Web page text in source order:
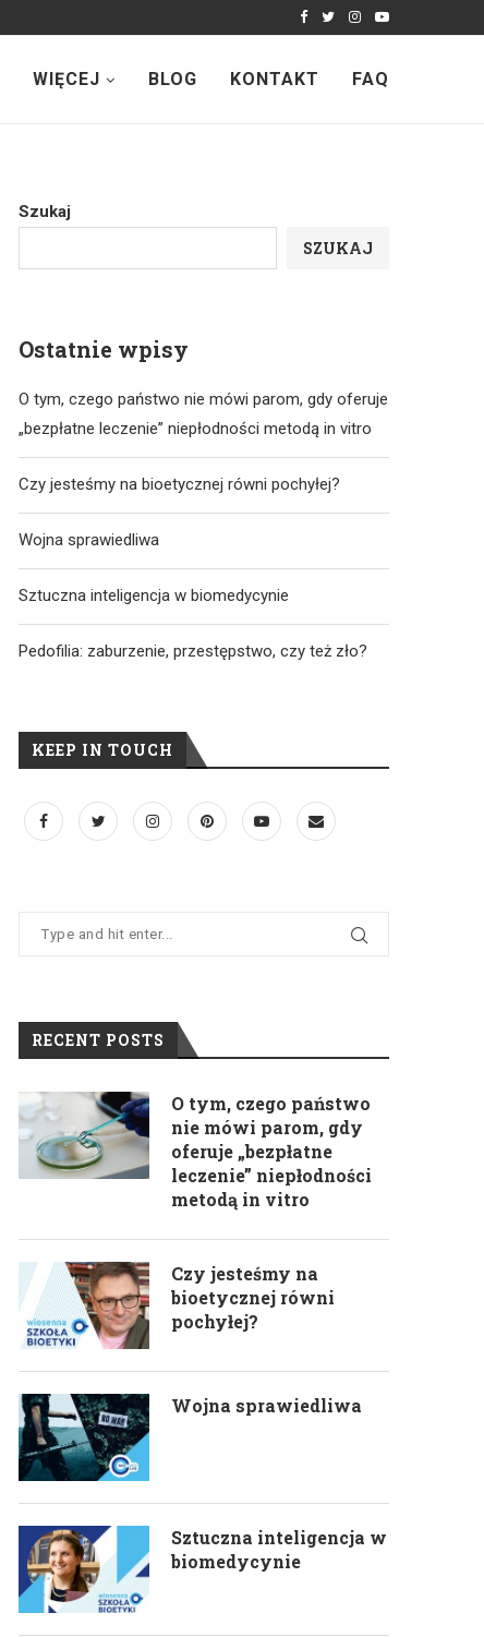
WIĘCEJ BLOG KONTAKT FAQ
Szukaj
SZUKAJ
Ostatnie wpisy
O tym, czego państwo nie mówi parom, gdy oferuje
„bezpłatne leczenie” niepłodności metodą in vitro
Czy jesteśmy na bioetycznej równi pochyłej?
Wojna sprawiedliwa
Sztuczna inteligencja w biomedycynie
Pedofilia: zaburzenie, przestępstwo, czy też zło?
KEEP IN TOUCH
RECENT POSTS
O tym, czego państwo
nie mówi parom, gdy
oferuje „bezpłatne
leczenie” niepłodności
metodą in vitro
Czy jesteśmy na
bioetycznej równi
pochyłej?
Wojna sprawiedliwa
Sztuczna inteligencja w
biomedycynie